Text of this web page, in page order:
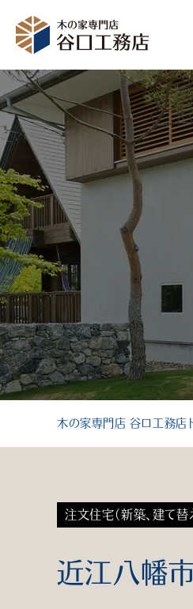
イベ
モデル
受付
木の家専門店 谷口工務店
注文住宅（新築、建て替
近江八幡